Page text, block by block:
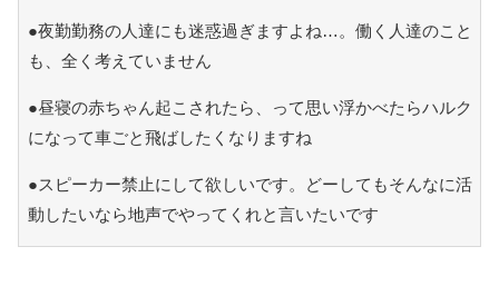
●夜勤勤務の人達にも迷惑過ぎますよね…。働く人達のこと
も、全く考えていません
●昼寝の赤ちゃん起こされたら、って思い浮かべたらハルク
になって車ごと飛ばしたくなりますね
●スピーカー禁止にして欲しいです。どーしてもそんなに活
動したいなら地声でやってくれと言いたいです